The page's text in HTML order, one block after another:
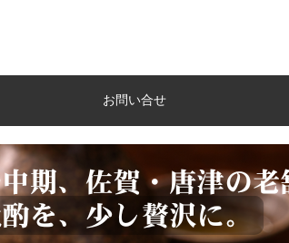
お問い合せ